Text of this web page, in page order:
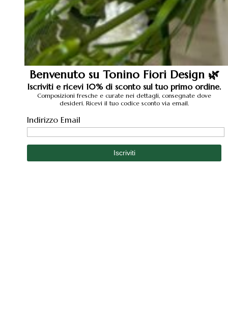
Benvenuto su Tonino Fiori Design 🌿
Iscriviti e ricevi 10% di sconto sul tuo primo ordine.
Composizioni fresche e curate nei dettagli, consegnate dove
desideri. Ricevi il tuo codice sconto via email.
Indirizzo Email